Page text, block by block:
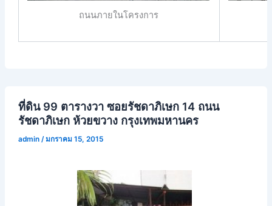
ถนนภายในโครงการ
ที่ดิน 99 ตารางวา ซอยรัชดาภิเษก 14 ถนน
รัชดาภิเษก ห้วยขวาง กรุงเทพมหานคร
admin /มกราคม 15, 2015